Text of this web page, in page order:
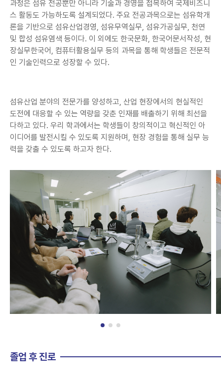
과정은 섬유 전공뿐만 아니라 기술과 경영을 접목하여 국제비즈니
스 활동도 가능하도록 설계되었다. 주요 전공과목으로는 섬유학개
론을 기반으로 섬유산업경영, 섬유무역실무, 섬유가공실무, 천연
및 합성 섬유염색 등이다. 이 외에도 한국문화, 한국어문서작성, 현
장실무한국어, 컴퓨터활용실무 등의 과목을 통해 학생들은 전문적
인 기술인력으로 성장할 수 있다.
섬유산업 분야의 전문가를 양성하고, 산업 현장에서의 현실적인
도전에 대응할 수 있는 역량을 갖춘 인재를 배출하기 위해 최선을
다하고 있다. 우리 학과에서는 학생들이 창의적이고 혁신적인 아
이디어를 발전시킬 수 있도록 지원하며, 현장 경험을 통해 실무 능
력을 갖출 수 있도록 하고자 한다.
졸업 후 진로